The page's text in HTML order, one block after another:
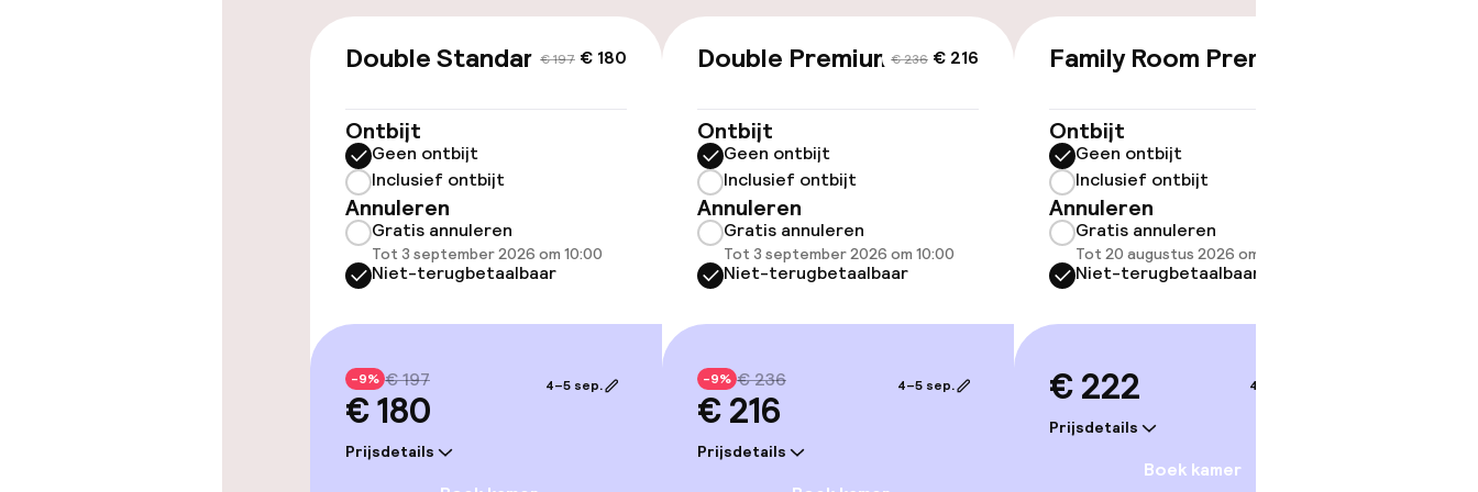
Toegankelijkheid
Overal rolstoeltoegankelijk
Lift
Zwemmen & wellness
Massage
Fitnessruimte / gym
Entertainment
€ 197 € 180
Double Standard
Ontbijt
Geen ontbijt
Inclusief ontbijt
Annuleren
Gratis annuleren
Tot 3 september 2026 om 10:00
Niet-terugbetaalbaar
-9% € 197
€ 180
Prijsdetails
4–5 sep.
€ 236 € 216
Double Premium
Ontbijt
Geen ontbijt
Inclusief ontbijt
Annuleren
Gratis annuleren
Tot 3 september 2026 om 10:00
Niet-terugbetaalbaar
-9% € 236
€ 216
Prijsdetails
4–5 sep.
Family Room Premium
Ontbijt
Geen ontbijt
Inclusief ontbijt
Annuleren
Gratis annuleren
Tot 20 augustus 2026 om 09:00
Niet-terugbetaalbaar
€ 222
Prijsdetails
4–5 sep.
Boek kamer